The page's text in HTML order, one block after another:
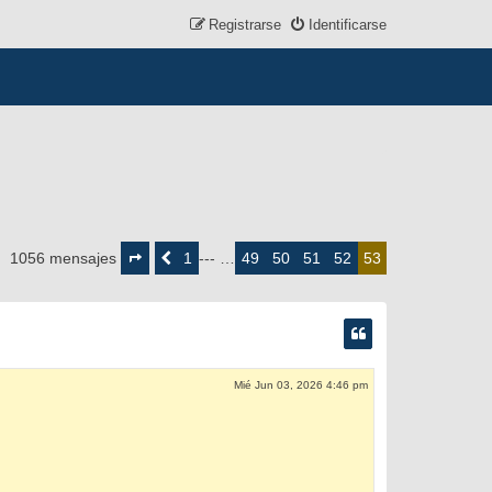
Identificarse
Registrarse
1056 mensajes
deAnterior1 --- … 49 50 51 52 53
Mié Jun 03, 2026 4:46 pm